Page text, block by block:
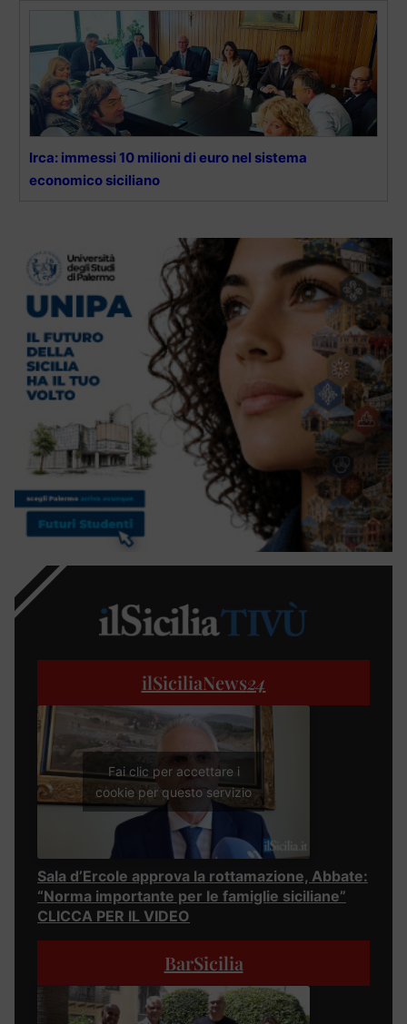
Irca: immessi 10 milioni di euro nel sistema
economico siciliano
ilSiciliaNews24
Fai clic per accettare i
cookie per questo servizio
Sala d’Ercole approva la rottamazione, Abbate:
“Norma importante per le famiglie siciliane”
CLICCA PER IL VIDEO
BarSicilia